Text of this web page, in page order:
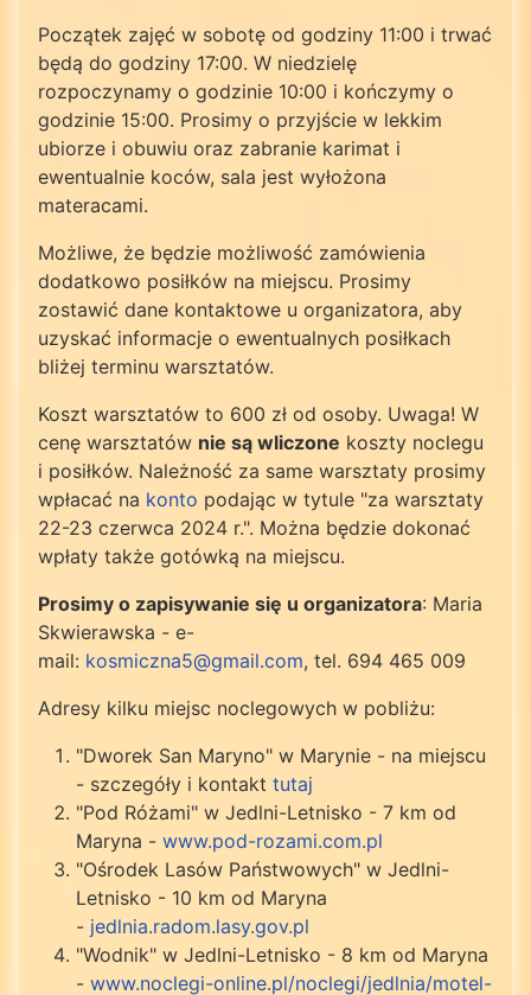
Początek zajęć w sobotę od godziny 11:00 i trwać
będą do godziny 17:00. W niedzielę
rozpoczynamy o godzinie 10:00 i kończymy o
godzinie 15:00. Prosimy o przyjście w lekkim
ubiorze i obuwiu oraz zabranie karimat i
ewentualnie koców, sala jest wyłożona
materacami.
Możliwe, że będzie możliwość zamówienia
dodatkowo posiłków na miejscu. Prosimy
zostawić dane kontaktowe u organizatora, aby
uzyskać informacje o ewentualnych posiłkach
bliżej terminu warsztatów.
Koszt warsztatów to 600 zł od osoby. Uwaga! W
cenę warsztatów nie są wliczone koszty noclegu
i posiłków. Należność za same warsztaty prosimy
wpłacać na konto podając w tytule "za warsztaty
22-23 czerwca 2024 r.". Można będzie dokonać
wpłaty także gotówką na miejscu.
Prosimy o zapisywanie się u organizatora: Maria
Skwierawska - e-
mail: kosmiczna5@gmail.com, tel. 694 465 009
Adresy kilku miejsc noclegowych w pobliżu:
"Dworek San Maryno" w Marynie - na miejscu
- szczegóły i kontakt tutaj
"Pod Różami" w Jedlni-Letnisko - 7 km od
Maryna - www.pod-rozami.com.pl
"Ośrodek Lasów Państwowych" w Jedlni-
Letnisko - 10 km od Maryna
- jedlnia.radom.lasy.gov.pl
"Wodnik" w Jedlni-Letnisko - 8 km od Maryna
- www.noclegi-online.pl/noclegi/jedlnia/motel-